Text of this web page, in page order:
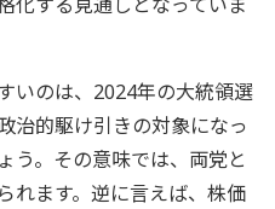
いのは、2024年の大統領選
治的駆け引きの対象になっ
う。その意味では、両党と
れます。逆に言えば、株価